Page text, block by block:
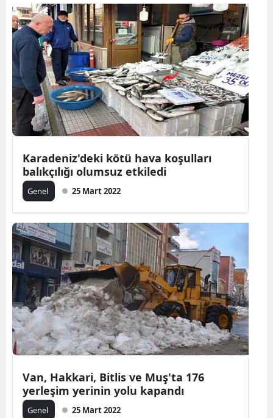
Karadeniz'deki kötü hava koşulları
balıkçılığı olumsuz etkiledi
Genel 25 Mart 2022
Van, Hakkari, Bitlis ve Muş'ta 176
yerleşim yerinin yolu kapandı
Genel 25 Mart 2022